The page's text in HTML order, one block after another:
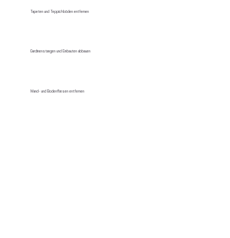
Tapeten und Teppichböden entfernen
Gardinenstangen und Einbauten abbauen
Wand- und Bodenfliesen entfernen